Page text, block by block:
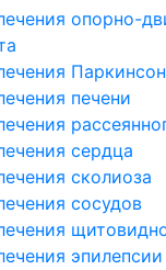
опорно-
печени
сердца
сколиоза
сосудов
эпилепсии